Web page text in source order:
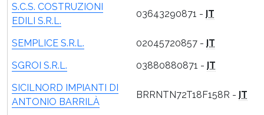
S.C.S. COSTRUZIONI
EDILI S.R.L.
03643290871 - IT
SEMPLICE S.R.L. 02045720857 - IT
SGROI S.R.L.
03880880871 - IT
SICILNORD IMPIANTI DI
ANTONIO BARRILÀ
BRRNTN72T18F158R - IT